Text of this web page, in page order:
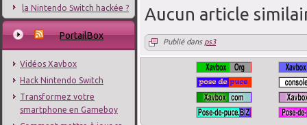
la Nintendo Switch hackée ?
PortailBox
Vidéos Xavbox
Hack Nintendo Switch
Transformez votre
smartphone en Gameboy
Aucun article
Publié dans ps3